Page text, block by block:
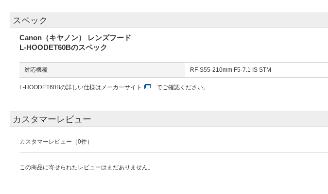
スペック
Canon（キヤノン） レンズフード
L-HOODET60Bのスペック
対応機種 RF-S55-210mm F5-7.1 IS STM
L-HOODET60Bの詳しい仕様は メーカーサイト でご確認ください。
カスタマーレビュー
カスタマーレビュー（0件）
この商品に寄せられたレビューはまだありません。